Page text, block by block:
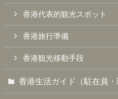
香港代表的観光スポット
香港旅行準備
香港観光移動手段
香港生活ガイド（駐在員・